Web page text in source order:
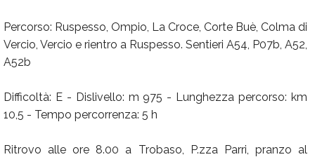
Percorso: Ruspesso, Ompio, La Croce, Corte Buè, Colma di
Vercio, Vercio e rientro a Ruspesso. Sentieri A54, P07b, A52,
A52b
Difficoltà: E - Dislivello: m 975 - Lunghezza percorso: km
10,5 - Tempo percorrenza: 5 h
Ritrovo alle ore 8.00 a Trobaso, P.zza Parri, pranzo al